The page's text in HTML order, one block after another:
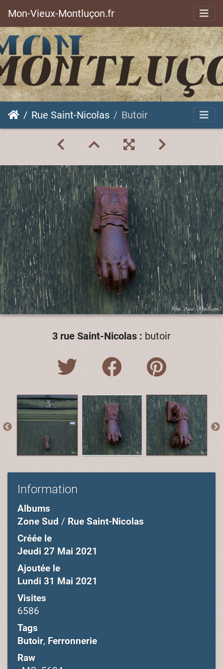
Mon-Vieux-Montluçon.fr
Rue Saint-Nicolas Butoir
3 rue Saint-Nicolas : butoir
Information
Albums
Zone Sud / Rue Saint-Nicolas
Créée le
Jeudi 27 Mai 2021
Ajoutée le
Lundi 31 Mai 2021
Visites
6586
Tags
Butoir, Ferronnerie
Raw